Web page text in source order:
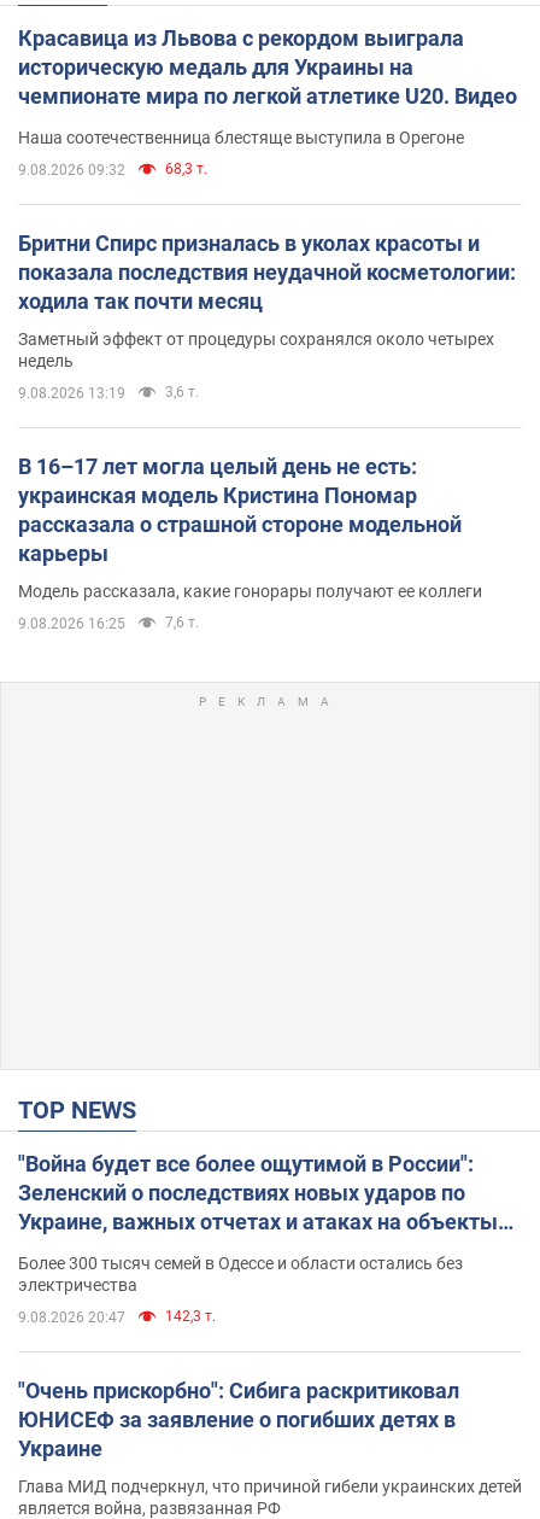
Красавица из Львова с рекордом выиграла
историческую медаль для Украины на
чемпионате мира по легкой атлетике U20. Видео
Наша соотечественница блестяще выступила в Орегоне
9.08.2026 09:32 68,3 т.
Бритни Спирс призналась в уколах красоты и
показала последствия неудачной косметологии:
ходила так почти месяц
Заметный эффект от процедуры сохранялся около четырех
недель
9.08.2026 13:19 3,6 т.
В 16–17 лет могла целый день не есть:
украинская модель Кристина Пономар
рассказала о страшной стороне модельной
карьеры
Модель рассказала, какие гонорары получают ее коллеги
9.08.2026 16:25 7,6 т.
TOP NEWS
"Война будет все более ощутимой в России":
Зеленский о последствиях новых ударов по
Украине, важных отчетах и атаках на объекты
противника. Видео
Более 300 тысяч семей в Одессе и области остались без
электричества
9.08.2026 20:47 142,3 т.
"Очень прискорбно": Сибига раскритиковал
ЮНИСЕФ за заявление о погибших детях в
Украине
Глава МИД подчеркнул, что причиной гибели украинских детей
является война, развязанная РФ